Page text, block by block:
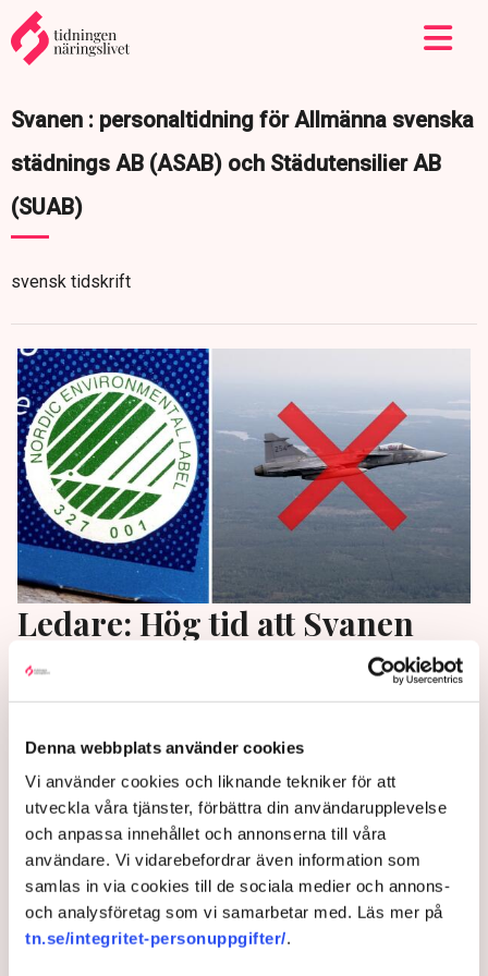
Denna webbplats använder cookies
Vi använder cookies och liknande tekniker för att
utveckla våra tjänster, förbättra din användarupplevelse
och anpassa innehållet och annonserna till våra
användare. Vi vidarebefordrar även information som
samlas in via cookies till de sociala medier och annons-
och analysföretag som vi samarbetar med. Läs mer på
tn.se/integritet-personuppgifter/.
Svanen : personaltidning för Allmänna svenska
städnings AB (ASAB) och Städutensilier AB
(SUAB)
svensk tidskrift
Ledare: Hög tid att Svanen
anpassar sig till verkligheten
bolaget Miljömärkning Sverige AB ser investeringar i
försvarsindustrin som ohållbara, skriver Henrik
Westman på Di:s ledarsida.
1 year ago | Av: Redaktionen